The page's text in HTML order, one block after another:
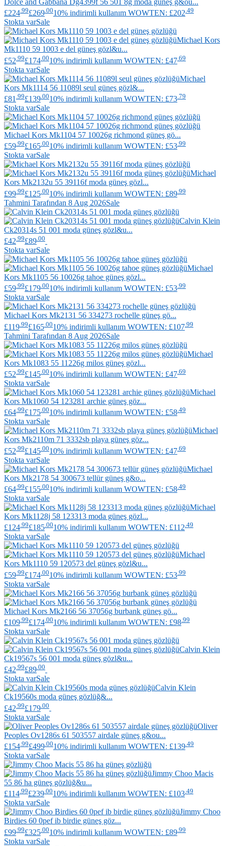
Dolce and Gabbana Dg4399f 56 501 8g moda güneş g&ou...
£224.99£269.0010% indirimli kullanım WOWTEN: £202.49
Stokta varSale
Michael Kors
Mk1110 59 1003 e del güneş gözl&u...
£52 .99£174 .0010% indirimli kullanım WOWTEN: £47 .69
Stokta varSale
Michael
Kors Mk1114 56 11089l seul güneş gözl&...
£81 .99£139 .0010% indirimli kullanım WOWTEN: £73 .79
Stokta varSale
Michael Kors Mk1104 57 10026g richmond güneş gö...
£59.99£165.0010% indirimli kullanım WOWTEN: £53.99
Stokta varSale
Michael
Kors Mk2132u 55 39116f moda güneş gözl...
£99 .99£125 .0010% indirimli kullanım WOWTEN: £89 .99
Tahmini Tarafından 8 Aug 2026Sale
Calvin Klein
Ck20314s 51 001 moda güneş gözl&u...
£42 .99£89 .00
Stokta varSale
Michael
Kors Mk1105 56 10026g tahoe güneş gözl...
£59.99£179.0010% indirimli kullanım WOWTEN: £53.99
Stokta varSale
Michael Kors Mk2131 56 334273 rochelle güneş gö...
£119 .99£165 .0010% indirimli kullanım WOWTEN: £107 .99
Tahmini Tarafından 8 Aug 2026Sale
Michael
Kors Mk1083 55 11226g milos güneş gözl...
£52 .99£145 .0010% indirimli kullanım WOWTEN: £47 .69
Stokta varSale
Michael
Kors Mk1060 54 123281 archie güneş göz...
£64.99£175.0010% indirimli kullanım WOWTEN: £58.49
Stokta varSale
Michael
Kors Mk2110m 71 3332sb playa güneş göz...
£52 .99£145 .0010% indirimli kullanım WOWTEN: £47 .69
Stokta varSale
Michael
Kors Mk2178 54 300673 tellür güneş g&o...
£64 .99£155 .0010% indirimli kullanım WOWTEN: £58 .49
Stokta varSale
Michael
Kors Mk1128j 58 123313 moda güneş gözl...
£124.99£185.0010% indirimli kullanım WOWTEN: £112.49
Stokta varSale
Michael
Kors Mk1110 59 120573 del güneş gözl&u...
£59 .99£174 .0010% indirimli kullanım WOWTEN: £53 .99
Stokta varSale
Michael Kors Mk2166 56 37056g burbank güneş gö...
£109 .99£174 .0010% indirimli kullanım WOWTEN: £98 .99
Stokta varSale
Calvin Klein
Ck19567s 56 001 moda güneş gözl&u...
£42.99£89.00
Stokta varSale
Calvin Klein
Ck19560s moda güneş gözlüğ&...
£42 .99£179 .00
Stokta varSale
Oliver
Peoples Ov1286s 61 503557 airdale güneş g&ou...
£154 .99£499 .0010% indirimli kullanım WOWTEN: £139 .49
Stokta varSale
Jimmy Choo Macis
55 86 ha güneş gözlüğ&u...
£114.99£239.0010% indirimli kullanım WOWTEN: £103.49
Stokta varSale
Jimmy Choo
Birdies 60 0pef ib birdie güneş göz...
£99 .99£325 .0010% indirimli kullanım WOWTEN: £89 .99
Stokta varSale